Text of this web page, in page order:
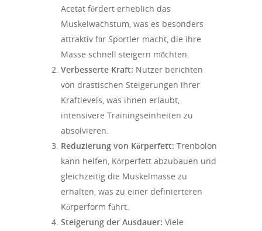
Acetat fördert erheblich das
Muskelwachstum, was es besonders
attraktiv für Sportler macht, die ihre
Masse schnell steigern möchten.
Verbesserte Kraft: Nutzer berichten
von drastischen Steigerungen ihrer
Kraftlevels, was ihnen erlaubt,
intensivere Trainingseinheiten zu
absolvieren.
Reduzierung von Körperfett: Trenbolon
kann helfen, Körperfett abzubauen und
gleichzeitig die Muskelmasse zu
erhalten, was zu einer definierteren
Körperform führt.
Steigerung der Ausdauer: Viele